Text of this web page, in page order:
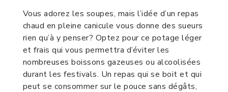
Vous adorez les soupes, mais l’idée d’un repas
chaud en pleine canicule vous donne des sueurs
rien qu’à y penser? Optez pour ce potage léger
et frais qui vous permettra d’éviter les
nombreuses boissons gazeuses ou alcoolisées
durant les festivals. Un repas qui se boit et qui
peut se consommer sur le pouce sans dégâts,